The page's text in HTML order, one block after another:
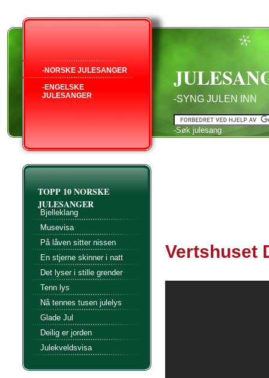
-SYNG JULEN INN
-Søk julesang
-NORSKE JULESANGER
-ENGELSKE
JULESANGER
Vertshuset
TOPP 10 NORSKE
JULESANGER
Bjelleklang
Musevisa
På låven sitter nissen
En stjerne skinner i natt
Det lyser i stille grender
Tenn lys
Nå tennes tusen julelys
Glade Jul
Deilig er jorden
Julekveldsvisa